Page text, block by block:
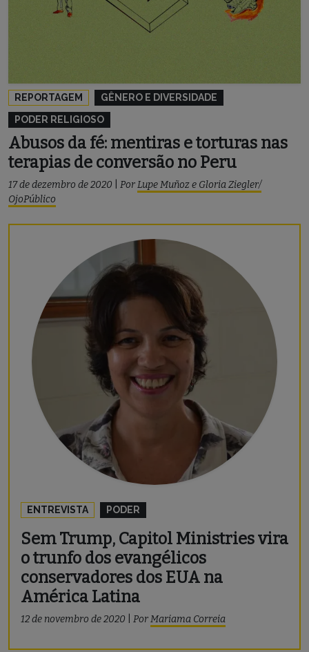
REPORTAGEM
GÊNERO E DIVERSIDADE
PODER RELIGIOSO
Abusos da fé: mentiras e torturas nas
terapias de conversão no Peru
17 de dezembro de 2020 PorLupe Muñoz e Gloria Ziegler/
OjoPúblico
ENTREVISTA PODER
Sem Trump, Capitol Ministries vira
o trunfo dos evangélicos
conservadores dos EUA na
América Latina
12 de novembro de 2020 PorMariama Correia